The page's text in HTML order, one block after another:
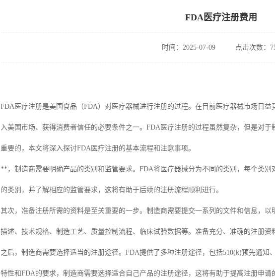
FDA医疗注册费用
时间：2025-07-09 点击次数：
FDA医疗注册是美国食品（FDA）对医疗器械进行注册的过程。在目前医疗器械市场日
入美国市场、获得消费者信任的必要条件之一。FDA医疗注册的过程虽然复杂，但是对
重要的，本文将深入探讨FDA医疗注册的基本流程和注意事项。
**，制造商需要明确产品的类别和监管要求。FDA将医疗器械分为不同的类别，每个类
的类别，并了解相应的监管要求，这将有助于后续的注册流程顺利进行。
其次，准备注册所需的资料是至关重要的一步。制造商需要提交一系列的文件和信息，
描述、技术规格、制造工艺、质量控制流程、临床试验数据等。准备充分、准确的注册资
之后，制造商需要选择适当的注册途径。FDA提供了多种注册途径，包括510(k)预先通知
特性和FDA的要求，制造商需要选择适合自己产品的注册途径，这将有助于提高注册申请